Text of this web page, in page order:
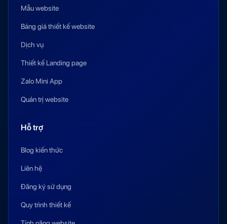
Mẫu website
Bảng giá thiết kế website
Dịch vụ
Thiết kế Landing page
Zalo Mini App
Quản trị website
Hỗ trợ
Blog kiến thức
Liên hệ
Đăng ký sử dụng
Quy trình thiết kế